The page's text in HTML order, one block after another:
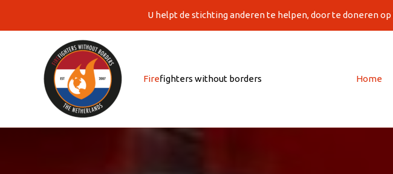
U helpt de stichting anderen te helpen, door te doneren op
Firefighters without borders Home